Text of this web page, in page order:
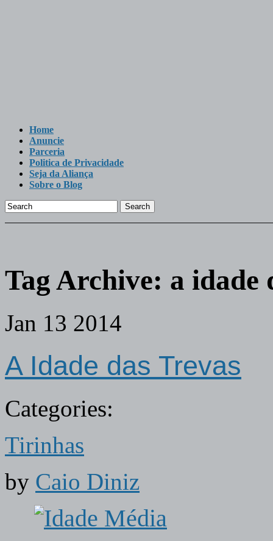
Home
Anuncie
Parceria
Politica de Privacidade
Seja da Aliança
Sobre o Blog
Search
Tag Archive: a idade
Jan 13 2014
A Idade das Trevas
Categories:
Tirinhas
by Caio Diniz